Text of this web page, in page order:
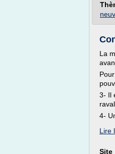
La
3- Il
4-
Lire
Site